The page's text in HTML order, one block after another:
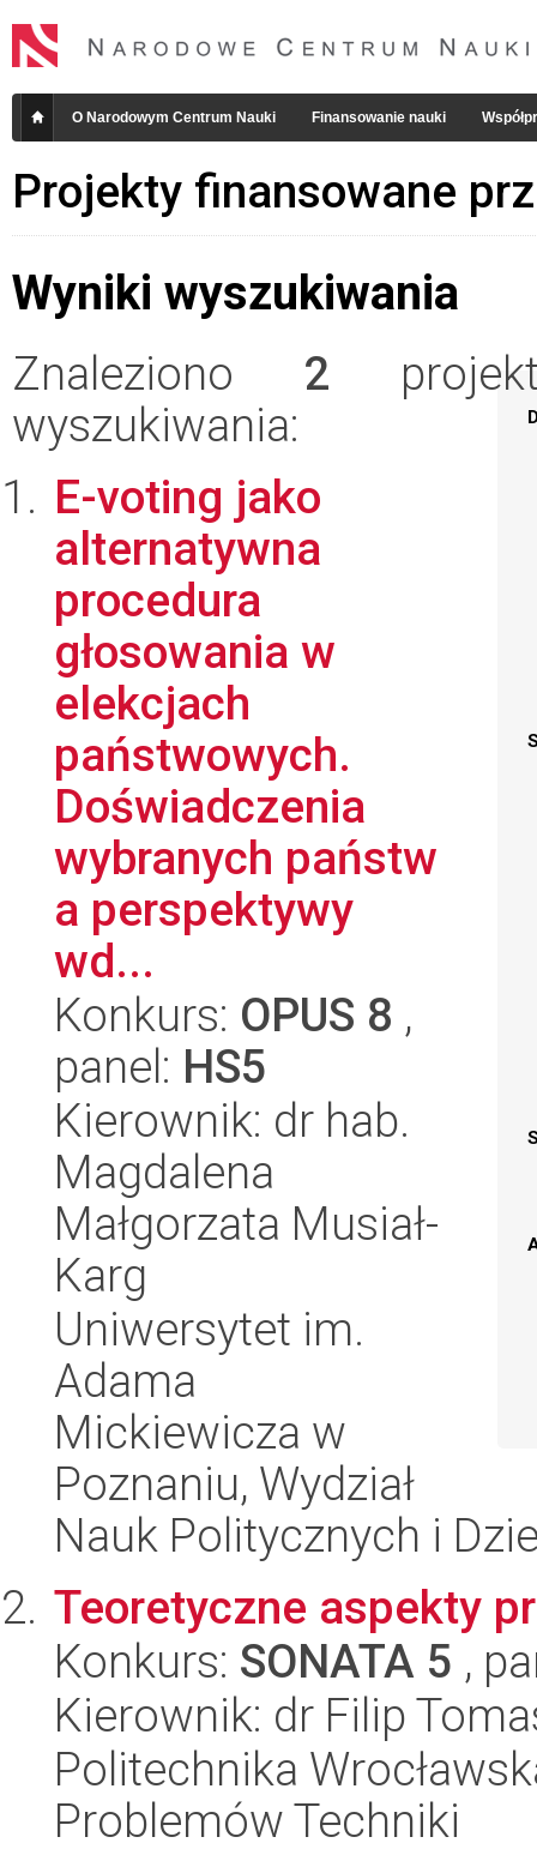
O Narodowym Centrum Nauki Finansowanie nauki
Projekty finansowane
Wyniki wyszukiwania
Znaleziono 2
wyszukiwania:
E-voting jako
alternatywna
procedura
głosowania w
elekcjach
państwowych.
Doświadczenia
wybranych państw
a perspektywy
wd...
Konkurs: OPUS 8 ,
panel: HS5
Kierownik: dr hab.
Magdalena
Małgorzata Musiał-
Karg
Uniwersytet im.
Adama
Mickiewicza w
Poznaniu, Wydział
Nauk Politycznych i
Teoretyczne aspekty
Konkurs: SONATA 5 ,
Kierownik: dr Filip
Politechnika
Problemów Techniki